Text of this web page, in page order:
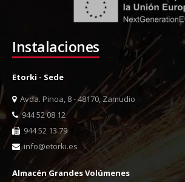
Instalaciones
Etorki - Sede
Avda. Pinoa, 8 - 48170, Zamudio
944 52 08 12
944 52 13 79
info@etorki.es
Almacén Grandes Volúmenes